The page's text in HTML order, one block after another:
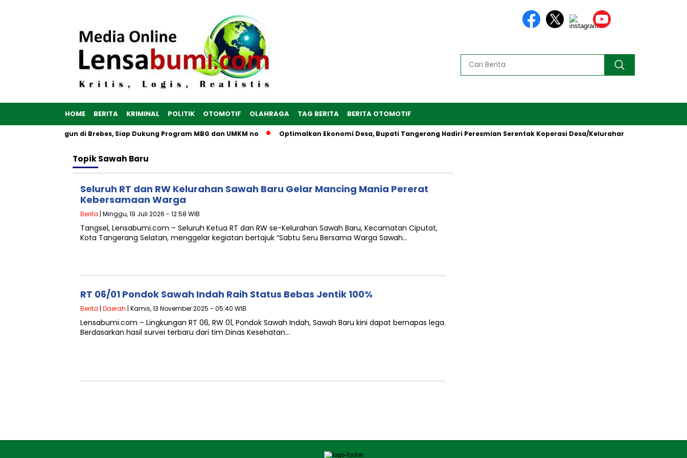
HOME BERITA KRIMINAL POLITIK OTOMOTIF OLAHRAGA TAG BERITA BERITA OTOMOTIF
Putih Dibangun di Brebes, Siap Dukung Program MBG dan UMKM no Optimalkan Ekonomi Desa, Bupati Tangerang Hadiri Peresmian Serentak Koperasi Desa/Kelurahan Merah Putih oleh
TopikSawah Baru
Seluruh RT dan RW Kelurahan Sawah Baru Gelar Mancing Mania Pererat
Kebersamaan Warga
Berita | Minggu, 19 Juli 2026 - 12:58 WIB
Tangsel, Lensabumi.com – Seluruh Ketua RT dan RW se-Kelurahan Sawah Baru, Kecamatan Ciputat,
Kota Tangerang Selatan, menggelar kegiatan bertajuk “Sabtu Seru Bersama Warga Sawah…
RT 06/01 Pondok Sawah Indah Raih Status Bebas Jentik 100%
Berita | Daerah | Kamis, 13 November 2025 - 05:40 WIB
Lensabumi.com – Lingkungan RT 06, RW 01, Pondok Sawah Indah, Sawah Baru kini dapat bernapas lega.
Berdasarkan hasil survei terbaru dari tim Dinas Kesehatan…